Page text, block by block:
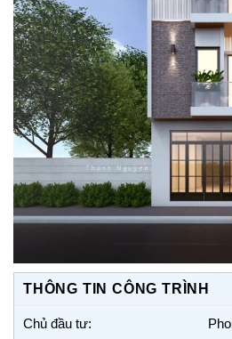
THÔNG TIN CÔNG TRÌNH
Chủ đầu tư: